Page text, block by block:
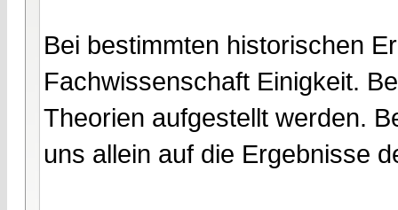
Bei bestimmten historischen
Fachwissenschaft Einigkeit.
Theorien aufgestellt werden.
uns allein auf die Ergebnisse